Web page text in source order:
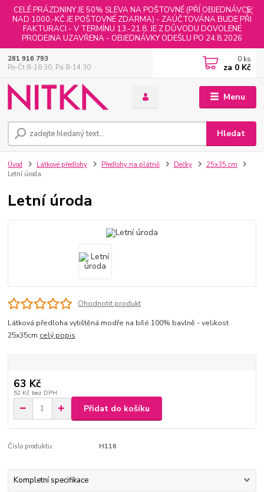
CELÉ PRÁZDNINY JE 50% SLEVA NA POŠTOVNÉ (PŘÍ OBJEDNÁVCE
NAD 1000,-KČ JE POŠTOVNÉ ZDARMA) - ZAÚČTOVÁNA BUDE PŘI
FAKTURACI - V TERMÍNU 13.-21.8. JE Z DŮVODU DOVOLENÉ
PRODEJNA UZAVŘENA - OBJEDNÁVKY ODEŠLU PO 24.8.2026
Menu
Hledat
281 916 793
Po-Čt 8-16:30, Pá 8-14:30
0 ks
za 0 Kč
Úvod Látkové předlohy Předlohy na plátně Dečky
25x35 cm
Letní úroda
Letní úroda
Ohodnotit produkt
Látková předloha vytištěná modře na bílé 100% bavlně - velikost
25x35cm celý popis
63 Kč
52 Kč bez DPH
Přidat do košíku
Číslo produktu: H116
Kompletní specifikace